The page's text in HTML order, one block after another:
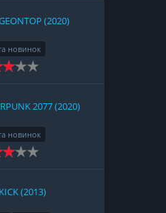
(2020)
новинок
Switch
2077 (2020)
новинок
4
(2013)